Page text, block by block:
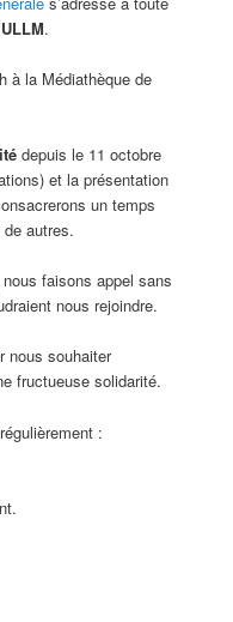
ULLM.
à la Médiathèque de
depuis le 11 octobre
et la présentation
un temps
autres.
faisons appel sans
nous rejoindre.
nous souhaiter
fructueuse solidarité.
: